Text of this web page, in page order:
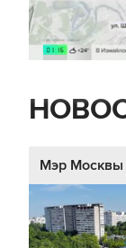
Мэр Москвы